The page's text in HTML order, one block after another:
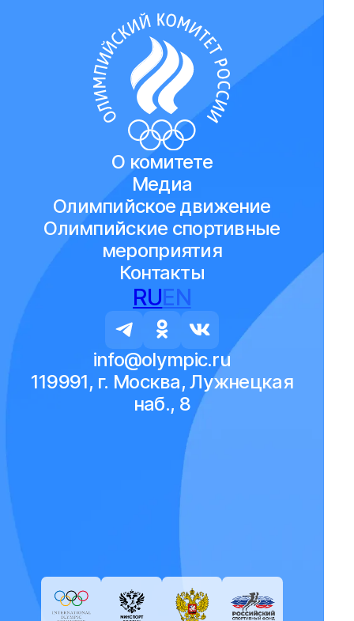
О комитете
Медиа
Олимпийское движение
Олимпийские спортивные
мероприятия
Контакты
RUEN
info@olympic.ru
119991, г. Москва, Лужнецкая
наб., 8